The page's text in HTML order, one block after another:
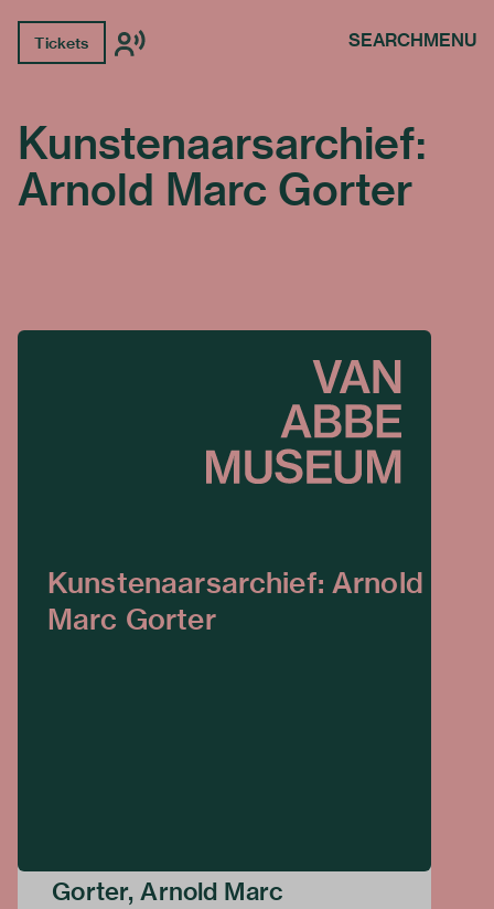
Tickets SEARCHMENU
Kunstenaarsarchief:
Arnold Marc Gorter
Kunstenaarsarchief: Arnold
Marc Gorter
Gorter, Arnold Marc